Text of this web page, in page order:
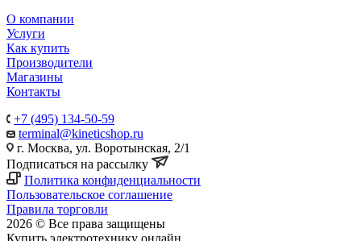
О компании
Услуги
Как купить
Производители
Магазины
Контакты
+7 (495) 134-50-59
terminal@kineticshop.ru
г. Москва, ул. Воротынская, 2/1
Подписаться на рассылку
Политика конфиденциальности
Пользовательское соглашение
Правила торговли
2026 © Все права защищены